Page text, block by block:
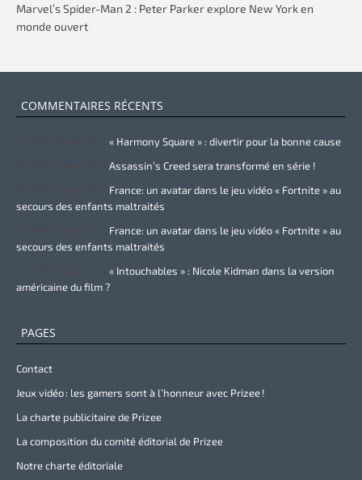
Marvel’s Spider-Man 2 : Peter Parker explore New York en
monde ouvert
COMMENTAIRES RÉCENTS
« Harmony Square » : divertir pour la bonne cause
Assassin’s Creed sera transformé en série !
France: un avatar dans le jeu vidéo « Fortnite » au
secours des enfants maltraités
France: un avatar dans le jeu vidéo « Fortnite » au
secours des enfants maltraités
« Intouchables » : Nicole Kidman dans la version
américaine du film ?
PAGES
Contact
Jeux vidéo : les gamers sont à l’honneur avec Prizee !
La charte publicitaire de Prizee
La composition du comité éditorial de Prizee
Notre charte éditoriale